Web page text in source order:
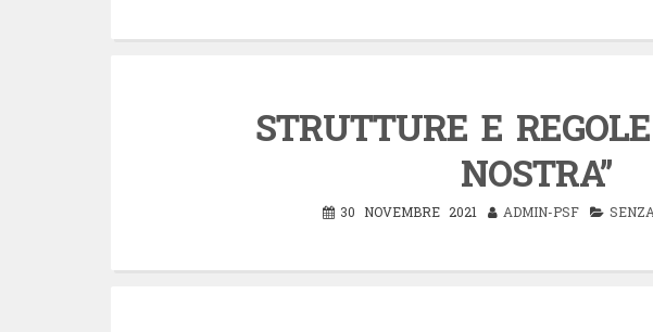
STRUTTURE E
NOSTRA”
30 NOVEMBRE 2021 ADMIN-PSF